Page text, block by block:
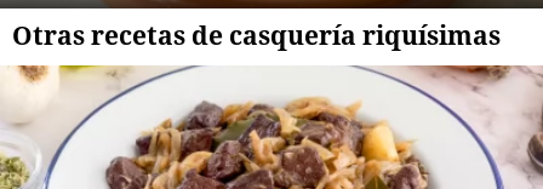
Otras recetas de casquería riquísimas